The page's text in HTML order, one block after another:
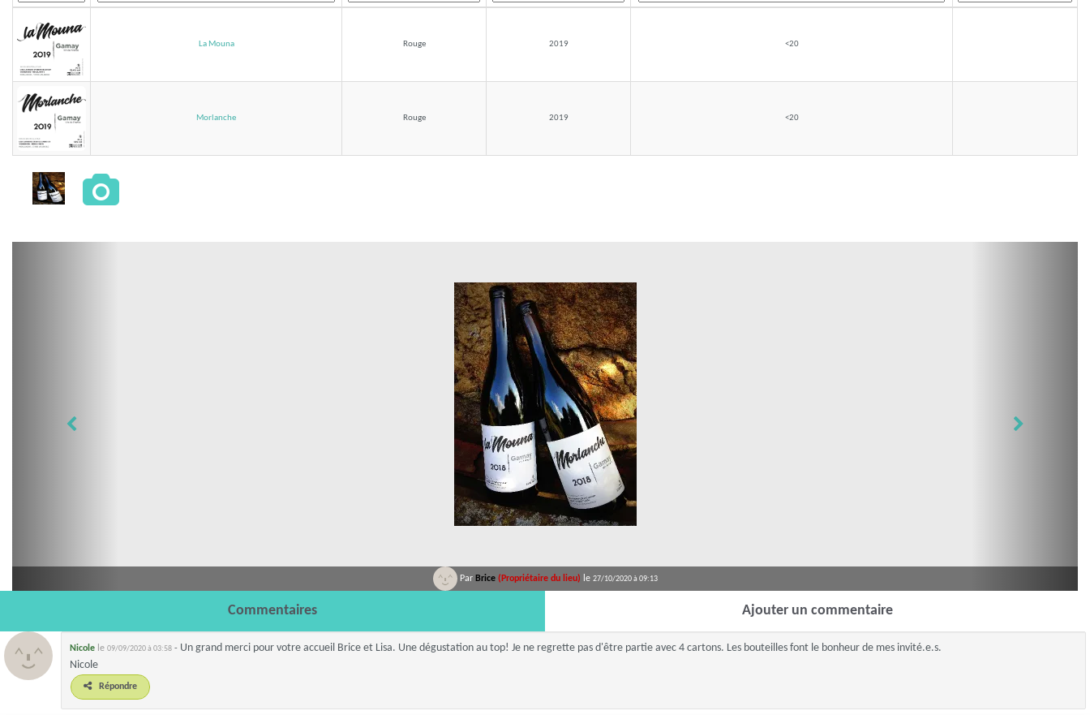
La Mouna Rouge 2019 <20
Morlanche Rouge 2019 <20
Par Brice (Propriétaire du lieu) le 27/10/2020 à 09:13
Commentaires Ajouter un commentaire
Nicole le 09/09/2020 à 03:58 - Un grand merci pour votre accueil Brice et Lisa. Une dégustation au top! Je ne regrette pas d'être partie avec 4 cartons. Les bouteilles font le bonheur de mes invité.e.s.
Nicole
Répondre